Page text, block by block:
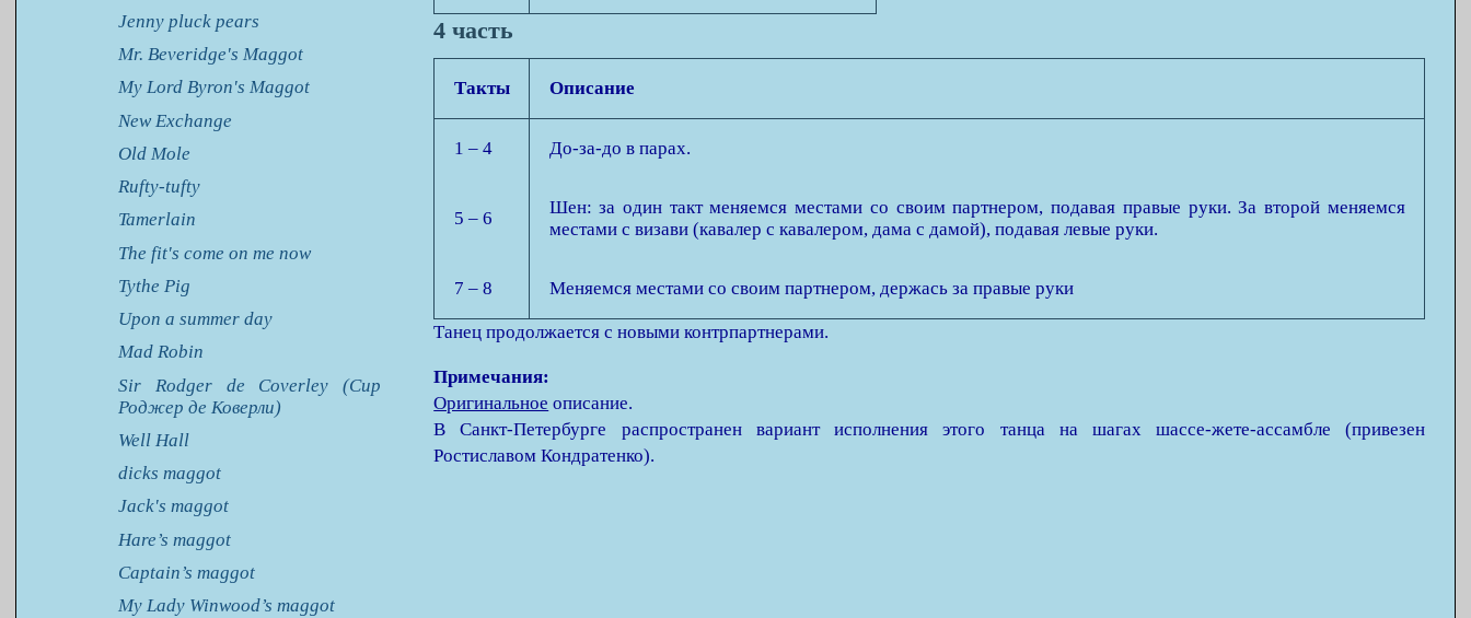
Jenny pluck pears
Mr. Beveridge's Maggot
My Lord Byron's Maggot
New Exchange
Old Mole
Rufty-tufty
Tamerlain
The fit's come on me now
Tythe Pig
Upon a summer day
Mad Robin
Sir Rodger de Coverley (Сир
Роджер де Коверли)
Well Hall
dicks maggot
Jack's maggot
Hare’s maggot
Captain’s maggot
My Lady Winwood’s maggot
4 часть
Такты Описание
1 – 4 До-за-до в парах.
5 – 6
Шен: за один такт меняемся местами со своим партнером, подавая правые руки. За второй меняемся
местами с визави (кавалер с кавалером, дама с дамой), подавая левые руки.
7 – 8 Меняемся местами со своим партнером, держась за правые руки
Танец продолжается с новыми контрпартнерами.
Примечания:
Оригинальное описание.
В Санкт-Петербурге распространен вариант исполнения этого танца на шагах шассе-жете-ассамбле (привезен
Ростиславом Кондратенко).